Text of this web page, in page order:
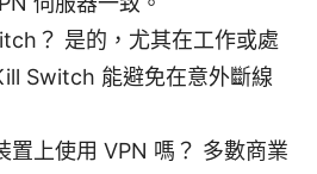
？ 是的，尤其在工作或處
Switch 能避免在意外斷線
置上使用 VPN 嗎？ 多數商業